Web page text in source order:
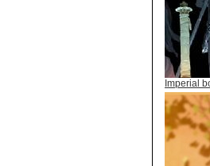
Imperial